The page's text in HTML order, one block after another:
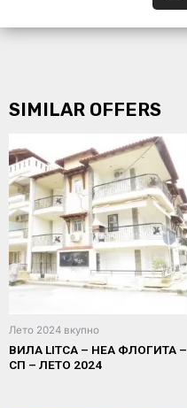
SIMILAR OFFERS
Лето 2024 вкупно
ВИЛА LITCA – НЕА ФЛОГИТА –
СП – ЛЕТО 2024